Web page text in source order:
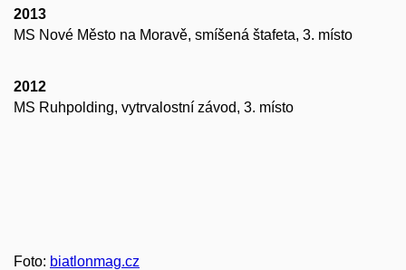
2013
MS Nové Město na Moravě, smíšená štafeta, 3. místo
2012
MS Ruhpolding, vytrvalostní závod, 3. místo
Foto: biatlonmag.cz